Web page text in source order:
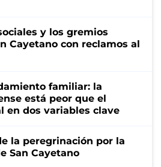
y los gremios
Cayetano con reclamos al
familiar: la
está peor que el
en dos variables clave
la peregrinación por la
San Cayetano